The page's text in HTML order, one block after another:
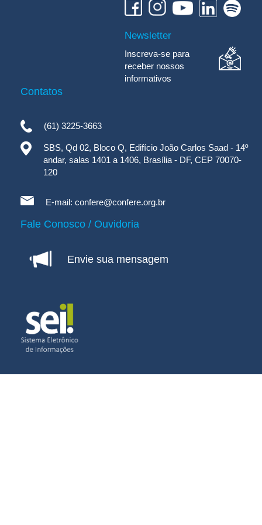
Newsletter
Inscreva-se para
receber nossos
informativos
Contatos
(61) 3225-3663
SBS, Qd 02, Bloco Q, Edifício João Carlos Saad - 14º
andar, salas 1401 a 1406, Brasília - DF, CEP 70070-
120
E-mail: confere@confere.org.br
Fale Conosco / Ouvidoria
Envie sua mensagem